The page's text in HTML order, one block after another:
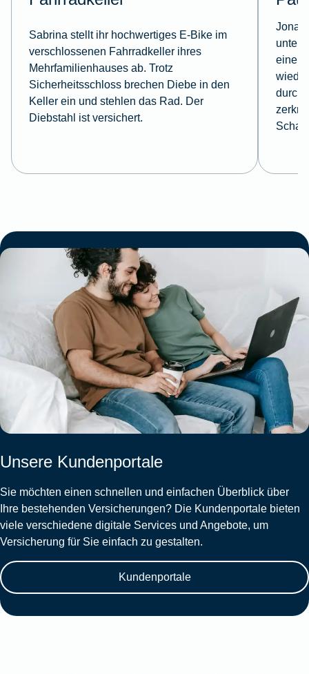
Sabrina stellt ihr hochwertiges E-Bike im
verschlossenen Fahrradkeller ihres
Mehrfamilienhauses ab. Trotz
Sicherheitsschloss brechen Diebe in den
Keller ein und stehlen das Rad. Der
Diebstahl ist versichert.
Jonas
einem
Unsere Kundenportale
Sie möchten einen schnellen und einfachen Überblick über
Ihre bestehenden Versicherungen? Die Kundenportale bieten
viele verschiedene digitale Services und Angebote, um
Versicherung für Sie einfach zu gestalten.
Kundenportale